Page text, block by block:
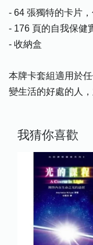
- 64 張獨特的卡片
- 176 頁的自我保健
- 收納盒
本牌卡套組適用於
變生活的好處的人
我猜你喜歡